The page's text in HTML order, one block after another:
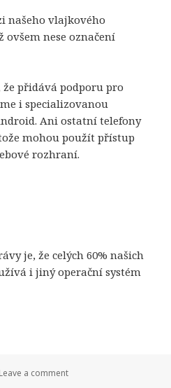
našeho vlajkového
ovšem nese označení
přidává podporu pro
i specializovanou
Ani ostatní telefony
mohou použít přístup
rozhraní.
je, že celých 60% našich
i jiný operační systém
Leave a comment